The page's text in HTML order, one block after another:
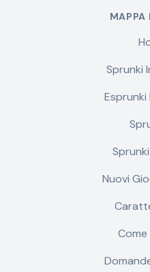
MAPPA
Sprunki
Nuovi